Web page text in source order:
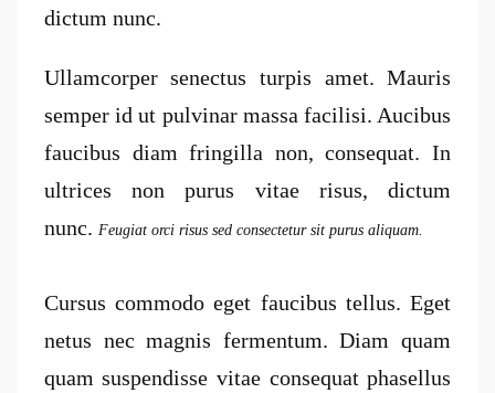
dictum nunc.
Ullamcorper senectus turpis amet. Mauris
semper id ut pulvinar massa facilisi. Aucibus
faucibus diam fringilla non, consequat. In
ultrices non purus vitae risus, dictum
nunc. Feugiat orci risus sed consectetur sit purus aliquam.
Cursus commodo eget faucibus tellus. Eget
netus nec magnis fermentum. Diam quam
quam suspendisse vitae consequat phasellus